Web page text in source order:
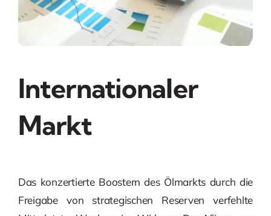
Internationaler
Markt
Das konzertierte Boostern des Ölmarkts durch die
Freigabe von strategischen Reserven verfehlte